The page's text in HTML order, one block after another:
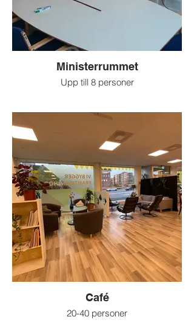
Ministerrummet
Upp till 8 personer
mindre möten.
Här finns TV (HDMI), wifi och whiteboard.
Café
20-40 personer